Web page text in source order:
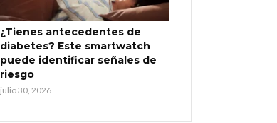
¿Tienes antecedentes de
diabetes? Este smartwatch
puede identificar señales de
riesgo
julio 30, 2026